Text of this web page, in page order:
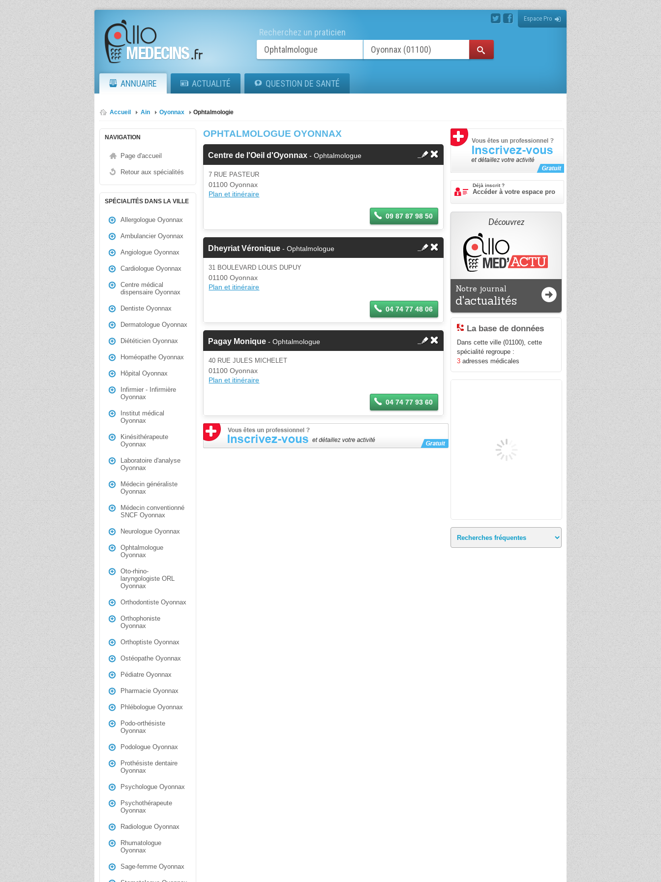
Espace Pro
Recherchez un praticien
ANNUAIRE ACTUALITÉ QUESTION DE SANTÉ
Accueil Ain Oyonnax Ophtalmologie
NAVIGATION
Page d'accueil
Retour aux spécialités
SPÉCIALITÉS DANS LA VILLE
Allergologue Oyonnax
Ambulancier Oyonnax
Angiologue Oyonnax
Cardiologue Oyonnax
Centre médical
dispensaire Oyonnax
Dentiste Oyonnax
Dermatologue Oyonnax
Diététicien Oyonnax
Homéopathe Oyonnax
Hôpital Oyonnax
Infirmier - Infirmière
Oyonnax
Institut médical
Oyonnax
Kinésithérapeute
Oyonnax
Laboratoire d'analyse
Oyonnax
Médecin généraliste
Oyonnax
Médecin conventionné
SNCF Oyonnax
Neurologue Oyonnax
Ophtalmologue
Oyonnax
Oto-rhino-
laryngologiste ORL
Oyonnax
Orthodontiste Oyonnax
Orthophoniste
Oyonnax
Orthoptiste Oyonnax
Ostéopathe Oyonnax
Pédiatre Oyonnax
Pharmacie Oyonnax
Phlébologue Oyonnax
Podo-orthésiste
Oyonnax
Podologue Oyonnax
Prothésiste dentaire
Oyonnax
Psychologue Oyonnax
Psychothérapeute
Oyonnax
Radiologue Oyonnax
Rhumatologue
Oyonnax
Sage-femme Oyonnax
OPHTALMOLOGUE OYONNAX
Centre de l'Oeil d'Oyonnax - Ophtalmologue
7 RUE PASTEUR
01100 Oyonnax
Plan et itinéraire
09 87 87 98 50
Dheyriat Véronique - Ophtalmologue
31 BOULEVARD LOUIS DUPUY
01100 Oyonnax
Plan et itinéraire
04 74 77 48 06
Pagay Monique - Ophtalmologue
40 RUE JULES MICHELET
01100 Oyonnax
Plan et itinéraire
04 74 77 93 60
Déjà inscrit ?
Accéder à votre espace pro
Découvrez
Notre journal
d'actualités
La base de données
Dans cette ville (01100), cette
spécialité regroupe :
3 adresses médicales